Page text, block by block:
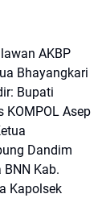
AKBP
Bhayangkari
Bupati
KOMPOL Asep
Dandim
Kab.
Kapolsek